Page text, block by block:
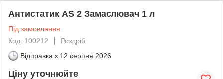
Антистатик AS 2 Замаслювач 1 л
Під замовлення
Код: 100212
Роздріб
Відправка з 12 серпня 2026
Ціну уточнюйте